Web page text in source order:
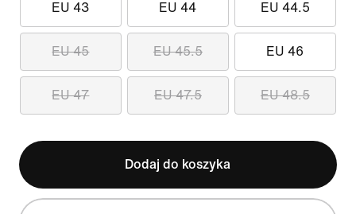
EU 43 EU 44 EU 44.5
EU 45 EU 45.5 EU 46
EU 47 EU 47.5 EU 48.5
Dodaj do koszyka